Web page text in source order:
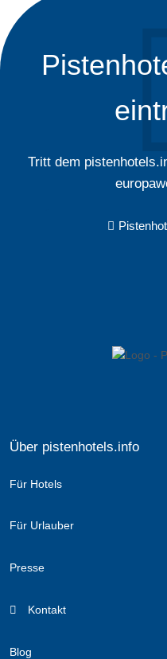
Tritt dem
Über pistenhotels.info
Für Hotels
Für Urlauber
Presse
Kontakt
Blog